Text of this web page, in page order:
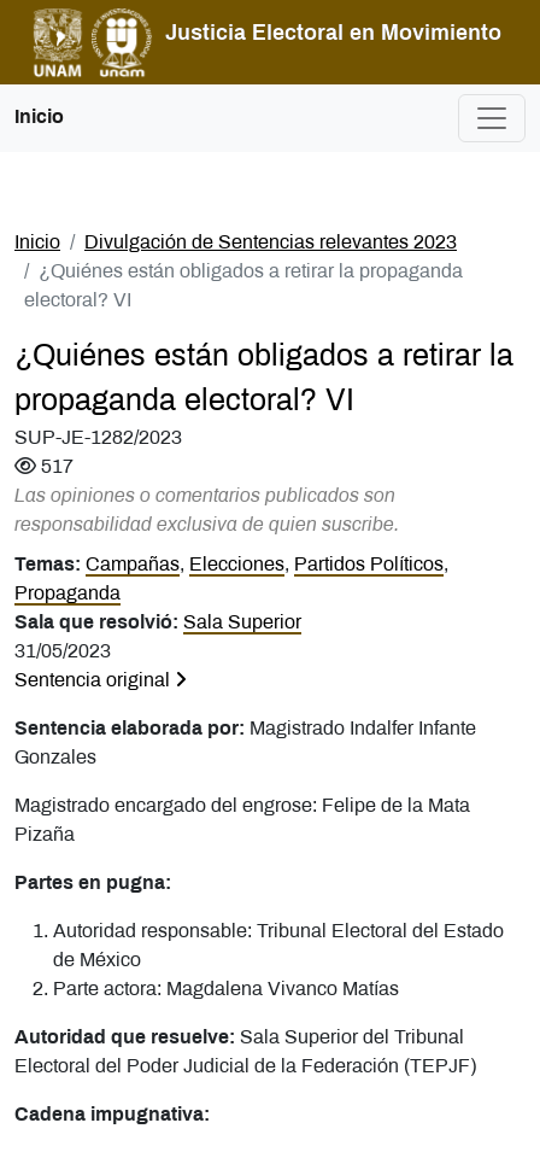
Justicia Electoral en Movimiento
Inicio
Inicio
Divulgación de Sentencias relevantes 2023
¿Quiénes están obligados a retirar la propaganda
electoral? VI
¿Quiénes están obligados a retirar la
propaganda electoral? VI
SUP-JE-1282/2023
517
Las opiniones o comentarios publicados son
responsabilidad exclusiva de quien suscribe.
Temas: Campañas, Elecciones, Partidos Políticos,
Propaganda
Sala que resolvió: Sala Superior
31/05/2023
Sentencia original
Sentencia elaborada por: Magistrado Indalfer Infante
Gonzales
Magistrado encargado del engrose: Felipe de la Mata
Pizaña
Partes en pugna:
Autoridad responsable: Tribunal Electoral del Estado
de México
Parte actora: Magdalena Vivanco Matías
Autoridad que resuelve: Sala Superior del Tribunal
Electoral del Poder Judicial de la Federación (TEPJF)
Cadena impugnativa: